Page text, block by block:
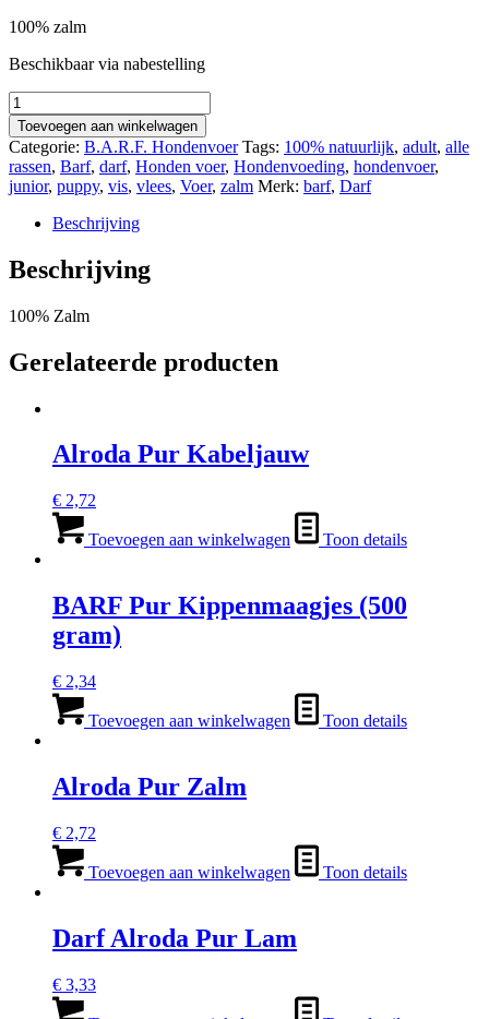
100% zalm
Beschikbaar via nabestelling
Barf
Pur
Zalm
Lijven
500g
aantal
Toevoegen aan winkelwagen
Categorie: B.A.R.F. Hondenvoer Tags: 100% natuurlijk, adult, alle
rassen, Barf, darf, Honden voer, Hondenvoeding, hondenvoer,
junior, puppy, vis, vlees, Voer, zalm Merk: barf, Darf
Beschrijving
Beschrijving
100% Zalm
Gerelateerde producten
Alroda Pur Kabeljauw
€ 2,72
Toevoegen aan winkelwagen Toon details
BARF Pur Kippenmaagjes (500
gram)
€ 2,34
Toevoegen aan winkelwagen Toon details
Alroda Pur Zalm
€ 2,72
Toevoegen aan winkelwagen Toon details
Darf Alroda Pur Lam
€ 3,33